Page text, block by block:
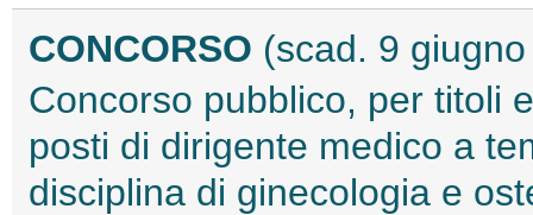
CONCORSO (scad. 9
Concorso pubblico, per titoli
posti di dirigente medico a
disciplina di ginecologia e